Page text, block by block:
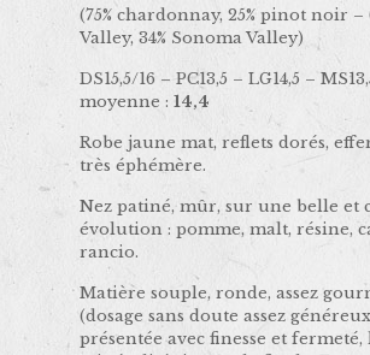
(75% chardonnay, 25% pinot noir –
Valley, 34% Sonoma Valley)
DS15,5/16 – PC13,5 – LG14,5 –
moyenne :14,4
Robe jaune mat, reflets dorés,
très éphémère.
Nez patiné, mûr, sur une belle et
évolution : pomme, malt, résine,
rancio.
Matière souple, ronde, assez
(dosage sans doute assez
présentée avec finesse et fermeté,